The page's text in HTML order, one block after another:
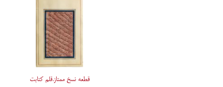
قطعه نسخ ممتاز.قلم کتابت